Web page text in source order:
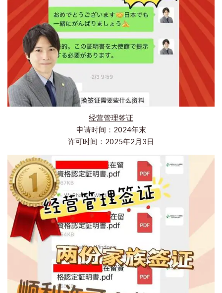
经营管理签证
申请时间：2024年末
许可时间：2025年2月3日